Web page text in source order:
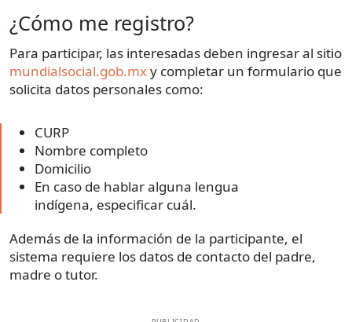
¿Cómo me registro?
Para participar, las interesadas deben ingresar al sitio
mundialsocial.gob.mxy completar un formulario que
solicita datos personales como:
CURP
Nombre completo
Domicilio
En caso de hablar alguna lengua
indígena, especificar cuál.
Además de la información de la participante, el
sistema requiere los datos de contacto del padre,
madre o tutor.